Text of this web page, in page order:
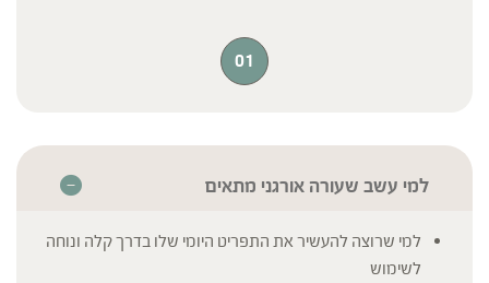
לתמיכה בתהליכי העיכול והפינוי, ולתמיכה פיזית ומנטלית
בתקופות של החלמה ממחלה. את מיץ עשב השעורה
בטמפרטורה נמוכה (עד 40 מעלות). המיץ המיובש נחשב
01
למי עשב שעורה אורגני מתאים
למי שרוצה להעשיר את התפריט היומי שלו בדרך קלה ונוחה
לשימוש